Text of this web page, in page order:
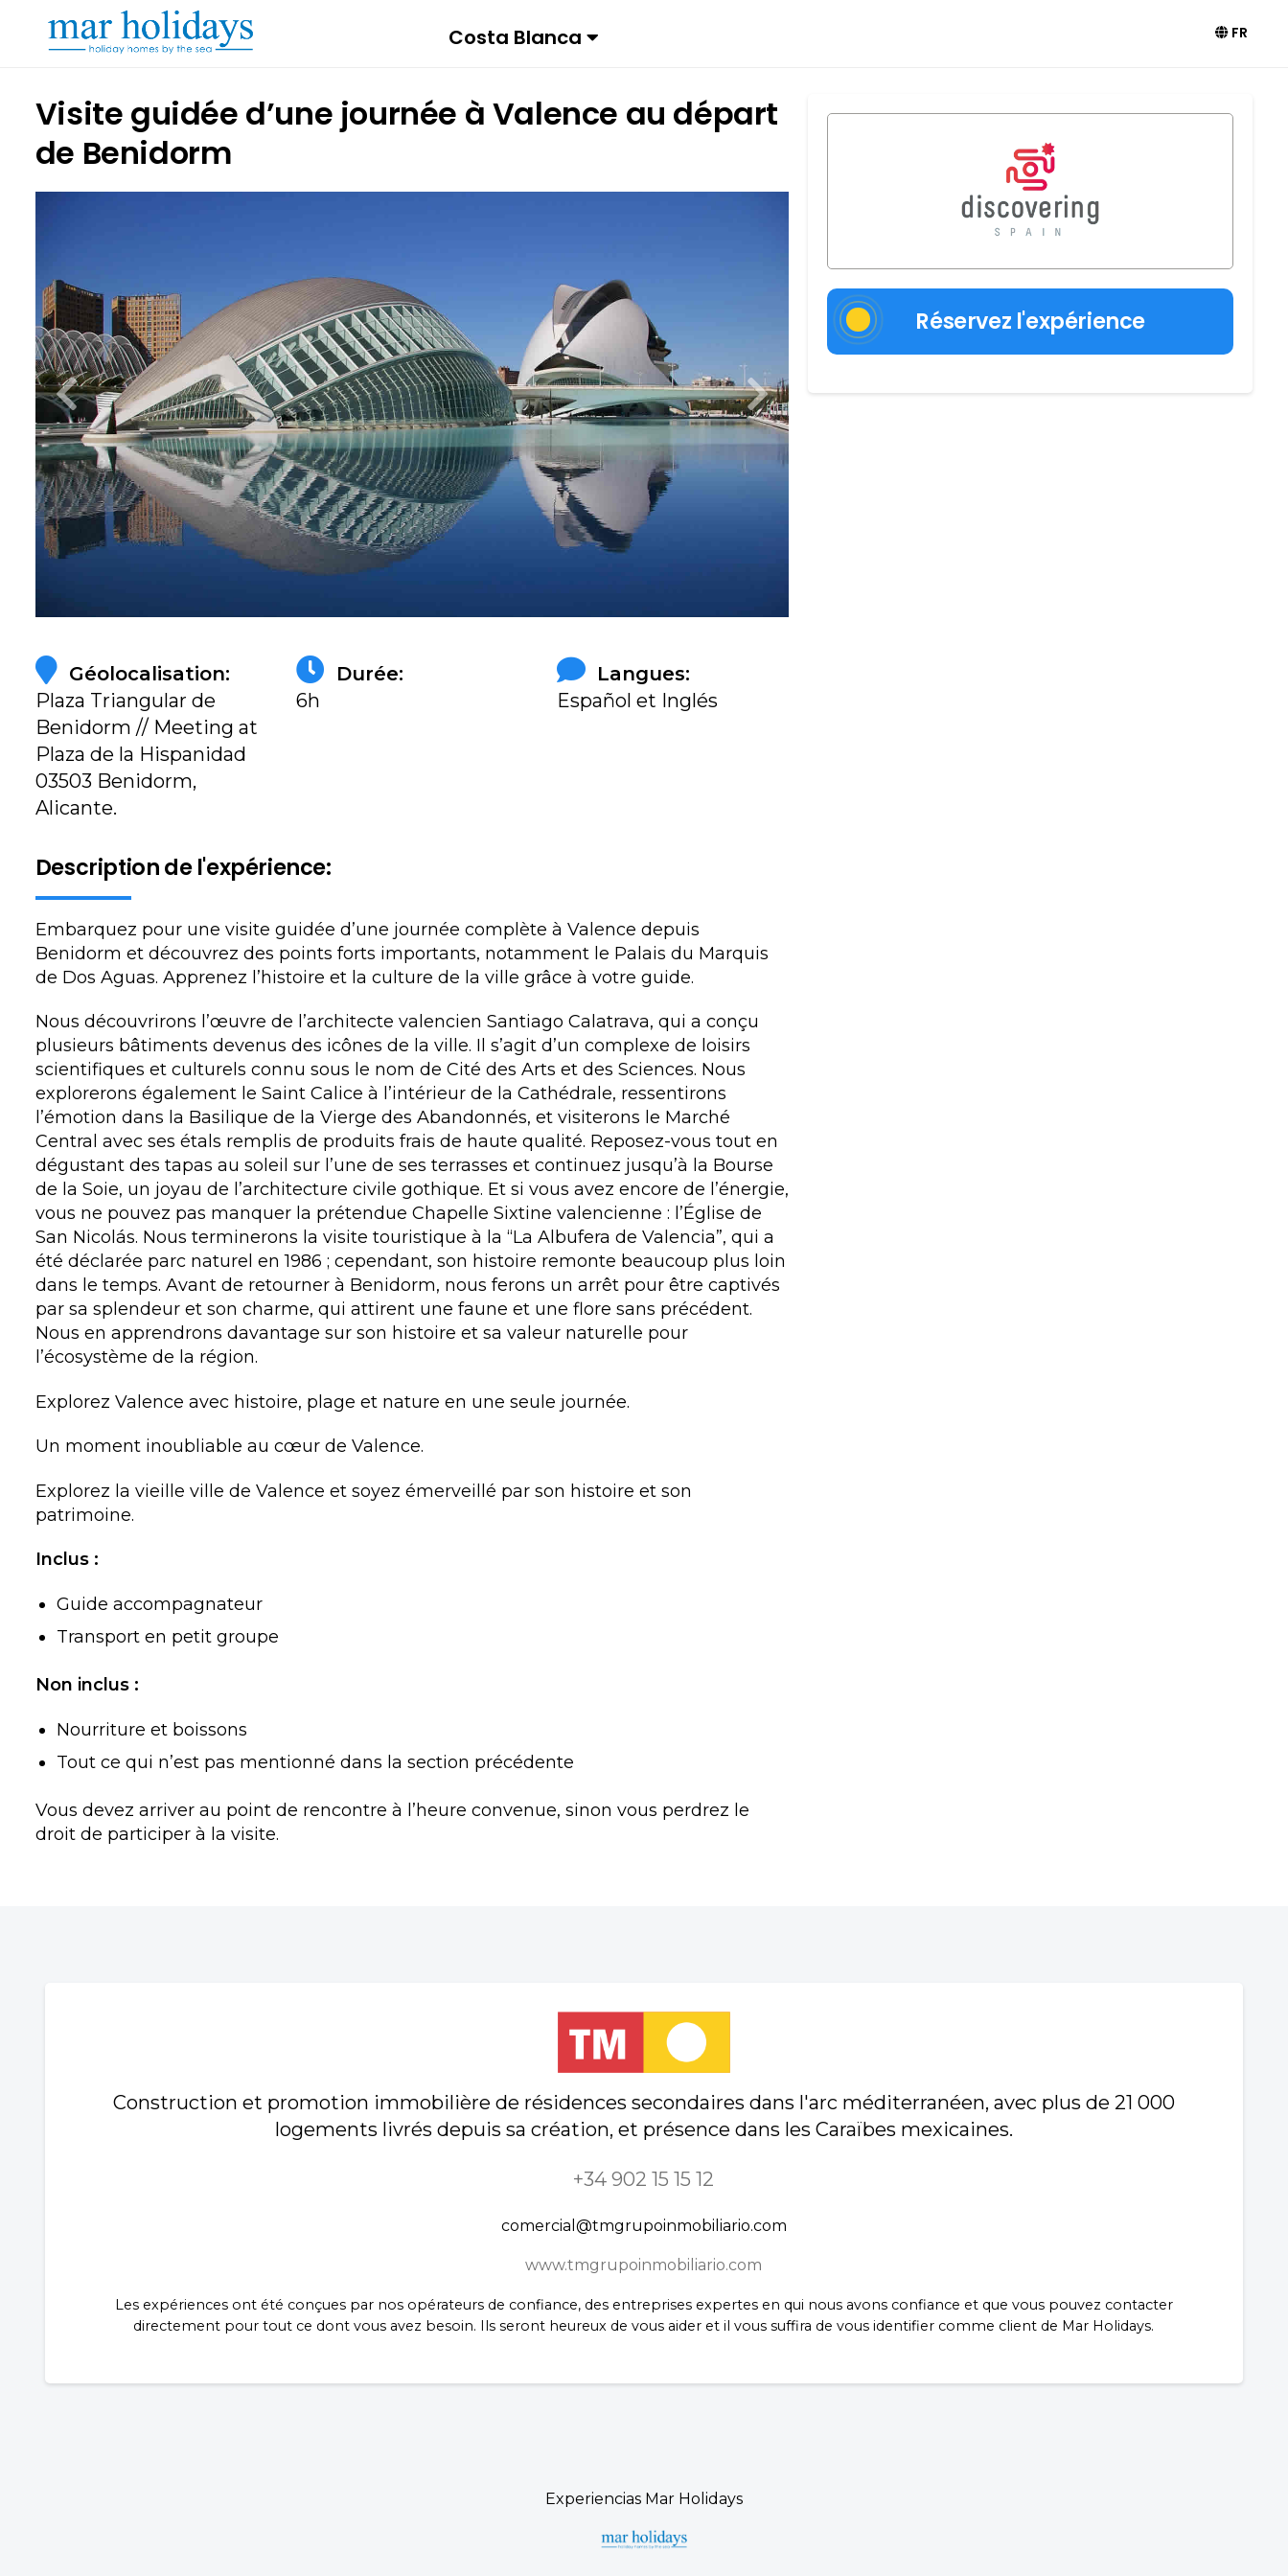
Costa Blanca FR
Visite guidée d’une journée à Valence au départ
de Benidorm
Géolocalisation:
Plaza Triangular de
Benidorm // Meeting at
Plaza de la Hispanidad
03503 Benidorm,
Alicante.
Durée:
6h
Langues:
Español et Inglés
Description de l'expérience:
Embarquez pour une visite guidée d’une journée complète à Valence depuis
Benidorm et découvrez des points forts importants, notamment le Palais du Marquis
de Dos Aguas. Apprenez l’histoire et la culture de la ville grâce à votre guide.
Nous découvrirons l’œuvre de l’architecte valencien Santiago Calatrava, qui a conçu
plusieurs bâtiments devenus des icônes de la ville. Il s’agit d’un complexe de loisirs
scientifiques et culturels connu sous le nom de Cité des Arts et des Sciences. Nous
explorerons également le Saint Calice à l’intérieur de la Cathédrale, ressentirons
l’émotion dans la Basilique de la Vierge des Abandonnés, et visiterons le Marché
Central avec ses étals remplis de produits frais de haute qualité. Reposez-vous tout en
dégustant des tapas au soleil sur l’une de ses terrasses et continuez jusqu’à la Bourse
de la Soie, un joyau de l’architecture civile gothique. Et si vous avez encore de l’énergie,
vous ne pouvez pas manquer la prétendue Chapelle Sixtine valencienne : l’Église de
San Nicolás. Nous terminerons la visite touristique à la “La Albufera de Valencia”, qui a
été déclarée parc naturel en 1986 ; cependant, son histoire remonte beaucoup plus loin
dans le temps. Avant de retourner à Benidorm, nous ferons un arrêt pour être captivés
par sa splendeur et son charme, qui attirent une faune et une flore sans précédent.
Nous en apprendrons davantage sur son histoire et sa valeur naturelle pour
l’écosystème de la région.
Explorez Valence avec histoire, plage et nature en une seule journée.
Un moment inoubliable au cœur de Valence.
Explorez la vieille ville de Valence et soyez émerveillé par son histoire et son
patrimoine.
Inclus :
Guide accompagnateur
Transport en petit groupe
Non inclus :
Nourriture et boissons
Tout ce qui n’est pas mentionné dans la section précédente
Vous devez arriver au point de rencontre à l’heure convenue, sinon vous perdrez le
droit de participer à la visite.
Réservez l'expérience
Construction et promotion immobilière de résidences secondaires dans l'arc méditerranéen, avec plus de 21 000
logements livrés depuis sa création, et présence dans les Caraïbes mexicaines.
+34 902 15 15 12
comercial@tmgrupoinmobiliario.com
www.tmgrupoinmobiliario.com
Les expériences ont été conçues par nos opérateurs de confiance, des entreprises expertes en qui nous avons confiance et que vous pouvez contacter
directement pour tout ce dont vous avez besoin. Ils seront heureux de vous aider et il vous suffira de vous identifier comme client de Mar Holidays.
Experiencias Mar Holidays